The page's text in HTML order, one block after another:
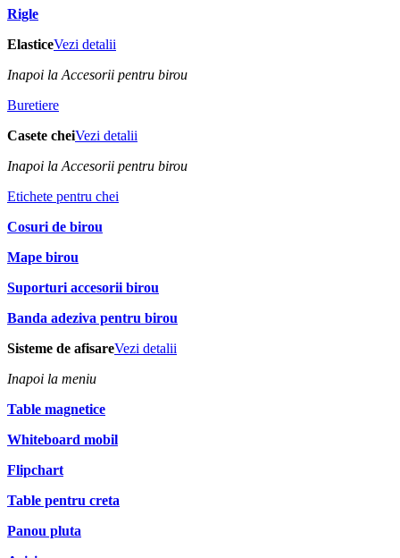
Rigle
ElasticeVezi detalii
Inapoi la Accesorii pentru birou
Buretiere
Casete cheiVezi detalii
Inapoi la Accesorii pentru birou
Etichete pentru chei
Cosuri de birou
Mape birou
Suporturi accesorii birou
Banda adeziva pentru birou
Sisteme de afisareVezi detalii
Inapoi la meniu
Table magnetice
Whiteboard mobil
Flipchart
Table pentru creta
Panou pluta